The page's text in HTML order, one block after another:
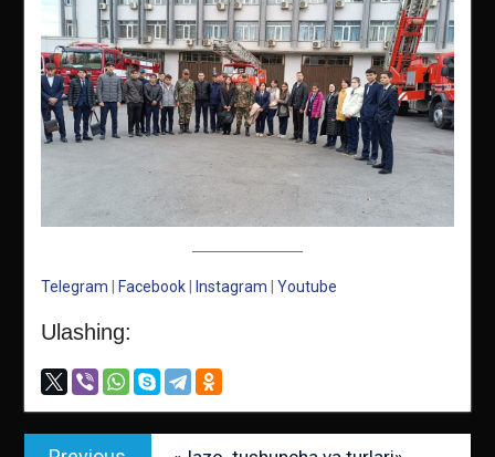
Telegram Facebook| Instagram Youtube
Ulashing:
Post